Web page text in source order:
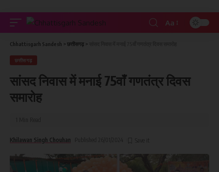
Aa
Chhattisgarh Sandesh > छत्तीसगढ़ >
छत्तीसगढ़
सांसद निवास में मनाई 75वाँ गणतंत्र दिवस
समारोह
Khilawan Singh Chouhan